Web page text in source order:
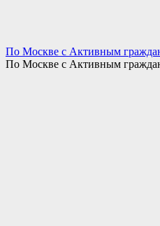
По Москве с Активным
По Москве с Активным